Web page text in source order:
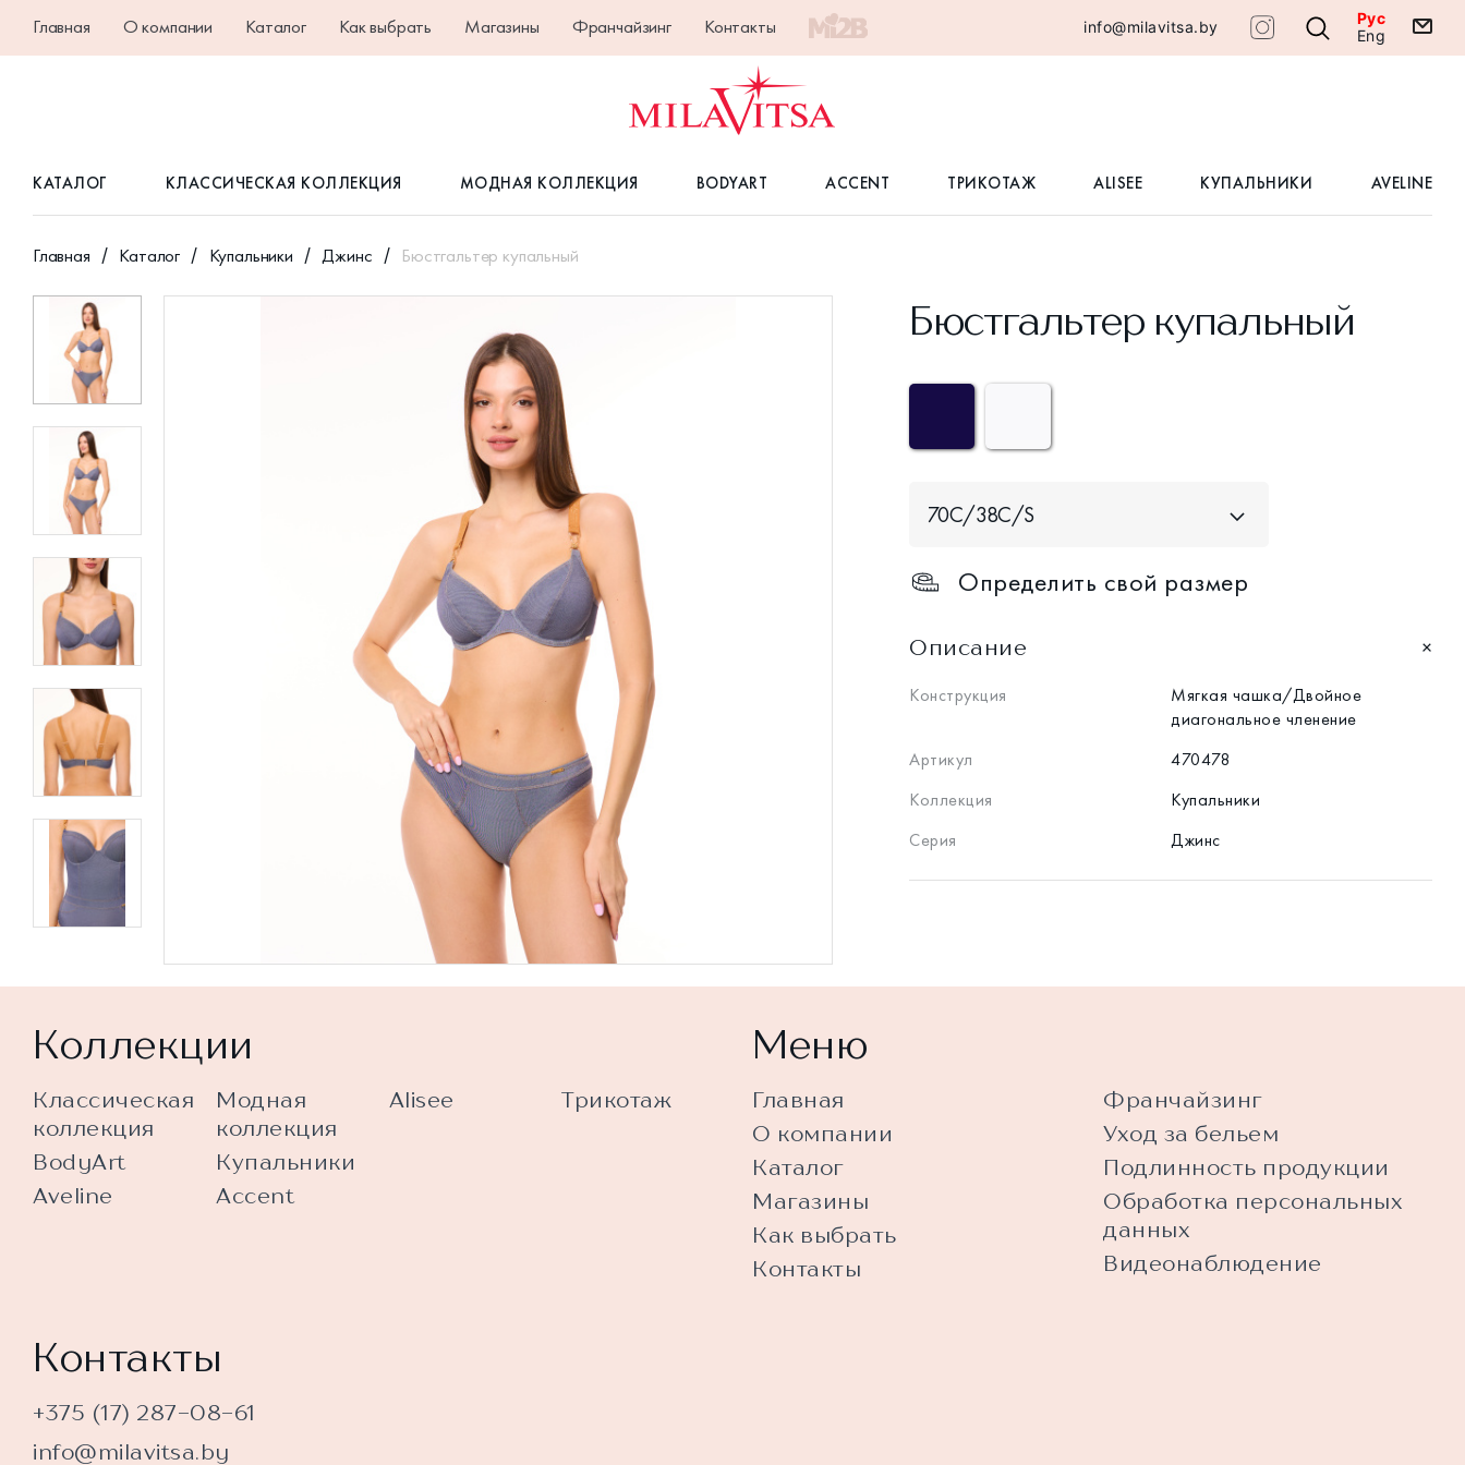
Главная О компании Каталог Как выбрать Магазины Франчайзинг Контакты info@milavitsa.by
Рус
Eng
КАТАЛОГ КЛАССИЧЕСКАЯ КОЛЛЕКЦИЯ МОДНАЯ КОЛЛЕКЦИЯ BODYART ACCENT ТРИКОТАЖ ALISEE КУПАЛЬНИКИ AVELINE
Главная Каталог Купальники Джинс Бюстгальтер купальный
Бюстгальтер купальный
70С/38С/S
Определить свой размер
Описание
Конструкция
Мягкая чашка/Двойное
диагональное членение
Артикул
470478
Коллекция
Купальники
Серия
Джинс
Коллекции
Классическая
коллекция
BodyArt
Aveline
Модная
коллекция
Купальники
Accent
Alisee Трикотаж
Меню
Главная
О компании
Каталог
Магазины
Как выбрать
Контакты
Франчайзинг
Уход за бельем
Подлинность продукции
Обработка персональных
данных
Видеонаблюдение
Контакты
+375 (17) 287-08-61
info@milavitsa.by